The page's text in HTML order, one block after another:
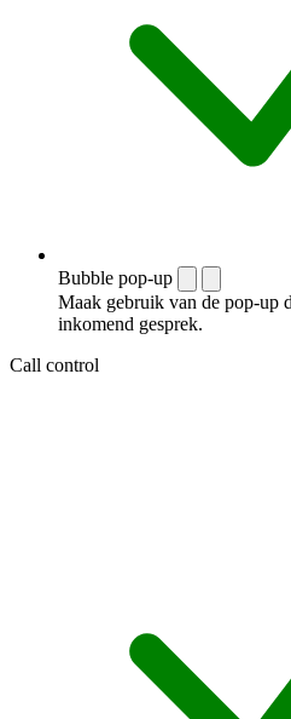
Bubble pop-up
Maak gebruik van de pop-up
inkomend gesprek.
Call control